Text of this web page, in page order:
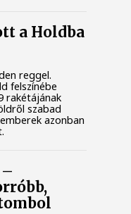
a Holdba
reggel.
felszínébe
rakétájának
szabad
azonban